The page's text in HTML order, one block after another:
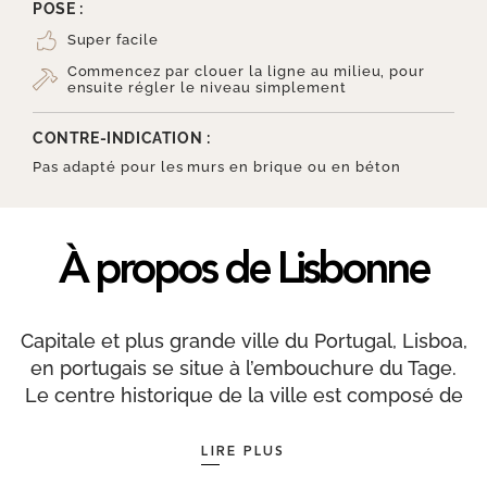
POSE :
Super facile
Commencez par clouer la ligne au milieu, pour
ensuite régler le niveau simplement
CONTRE-INDICATION :
Pas adapté pour les murs en brique ou en béton
À propos de Lisbonne
Capitale et plus grande ville du Portugal, Lisboa,
en portugais se situe à l’embouchure du Tage.
Le centre historique de la ville est composé de
trop pentues pour permettre la circulation
LIRE PLUS